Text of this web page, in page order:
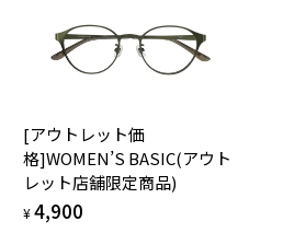
[アウトレット価
格]WOMEN’S BASIC(アウト
レット店舗限定商品)
¥4,900